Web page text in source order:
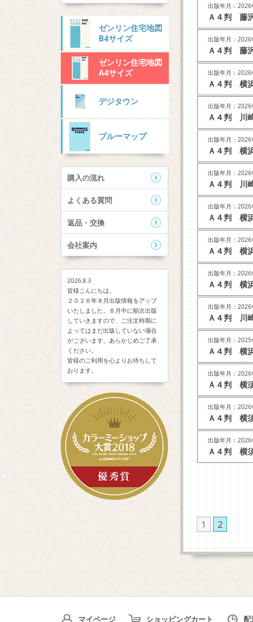
ゼンリン住宅地図
B4サイズ
ゼンリン住宅地図
A4サイズ
デジタウン
ブルーマップ
購入の流れ
よくある質問
返品・交換
会社案内
2026.8.3
皆様こんにちは。
２０２６年８月出版情報をアップ
いたしました。８月中に順次出版
していきますので、ご注文時期に
よってはまだ出版していない場合
がございます。あらかじめご了承
ください。
皆様のご利用を心よりお待ちして
おります。
出版年月：2026
Ａ４判 藤
出版年月：2026
Ａ４判 藤
出版年月：2026
Ａ４判 横
出版年月：2026
Ａ４判 川
出版年月：2026
Ａ４判 横
出版年月：2026
Ａ４判 川
出版年月：2026
Ａ４判 横
出版年月：2026
Ａ４判 横
出版年月：2026
Ａ４判 横
出版年月：2026
Ａ４判 川
出版年月：2025
Ａ４判 横
出版年月：2026
Ａ４判 横
出版年月：2026
Ａ４判 横
出版年月：2026
Ａ４判 横
1 2
マイページ ショッピングカート 配